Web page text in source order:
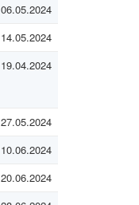
06.05.2024
14.05.2024
19.04.2024
27.05.2024
10.06.2024
20.06.2024